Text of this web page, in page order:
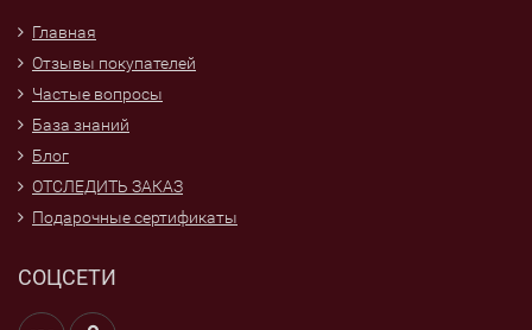
Главная
Отзывы покупателей
Частые вопросы
База знаний
Блог
ОТСЛЕДИТЬ ЗАКАЗ
Подарочные сертификаты
СОЦСЕТИ